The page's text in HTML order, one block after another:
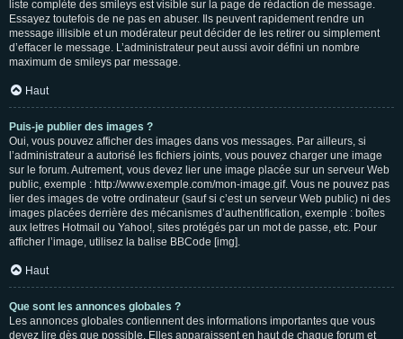
liste complète des smileys est visible sur la page de rédaction de message.
Essayez toutefois de ne pas en abuser. Ils peuvent rapidement rendre un
message illisible et un modérateur peut décider de les retirer ou simplement
d’effacer le message. L’administrateur peut aussi avoir défini un nombre
maximum de smileys par message.
Haut
Puis-je publier des images ?
Oui, vous pouvez afficher des images dans vos messages. Par ailleurs, si
l’administrateur a autorisé les fichiers joints, vous pouvez charger une image
sur le forum. Autrement, vous devez lier une image placée sur un serveur Web
public, exemple : http://www.exemple.com/mon-image.gif. Vous ne pouvez pas
lier des images de votre ordinateur (sauf si c’est un serveur Web public) ni des
images placées derrière des mécanismes d’authentification, exemple : boîtes
aux lettres Hotmail ou Yahoo!, sites protégés par un mot de passe, etc. Pour
afficher l’image, utilisez la balise BBCode [img].
Haut
Que sont les annonces globales ?
Les annonces globales contiennent des informations importantes que vous
devez lire dès que possible. Elles apparaissent en haut de chaque forum et